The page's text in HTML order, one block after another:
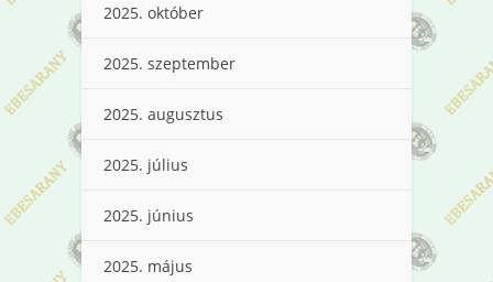
2025. október
2025. szeptember
2025. augusztus
2025. július
2025. június
2025. május